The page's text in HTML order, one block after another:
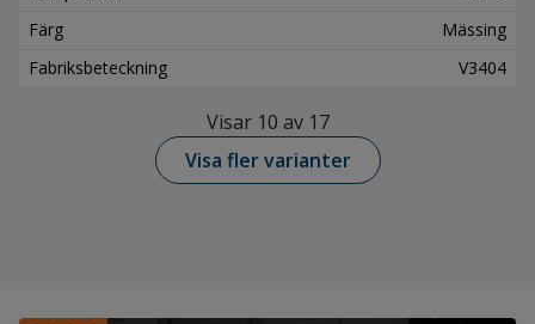
Färg
Mässing
Fabriksbeteckning
V3404
Visar 10 av 17
Visa fler varianter